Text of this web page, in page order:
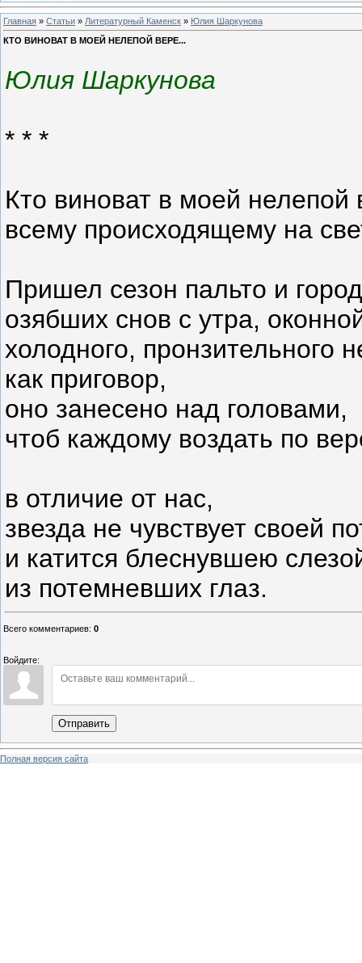
Главная » Статьи » Литературный Каменск » Юлия Шаркунова
КТО ВИНОВАТ В МОЕЙ НЕЛЕПОЙ ВЕРЕ...
Юлия Шаркунова
* * *
Кто виноват в моей нелепой
всему происходящему на
Пришел сезон пальто и
озябших снов с утра,
холодного, пронзительного
как приговор,
оно занесено над головами,
чтоб каждому воздать по
в отличие от нас,
звезда не чувствует своей
и катится блеснувшею
из потемневших глаз.
Всего комментариев: 0
Войдите:
Отправить
Полная версия сайта